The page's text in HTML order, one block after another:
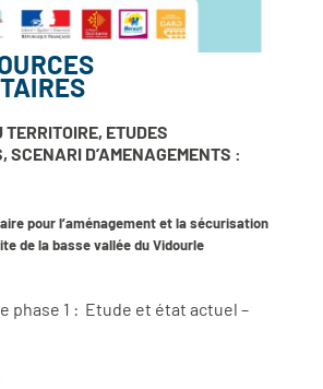
ETUDES
SCENARI D’AMENAGEMENTS :
pour l’aménagement et la sécurisation
de la basse vallée du Vidourle
phase 1 : Etude et état actuel –